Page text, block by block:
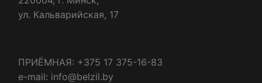
ул. Кальварийская, 17
ПРИЁМНАЯ: +375 17 375-16-83
e-mail: info@belzil.by